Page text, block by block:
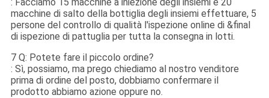
macchine di salto della bottiglia degli insiemi effettuare, 5
persone del controllo di qualità l'ispezione online di &final
di ispezione di pattuglia per tutta la consegna in lotti.
7 Q: Potete fare il piccolo ordine?
: Sì, possiamo, ma prego chiediamo al nostro venditore
prima di ordine del posto, dobbiamo confermare il
prodotto abbiamo azione oppure no.